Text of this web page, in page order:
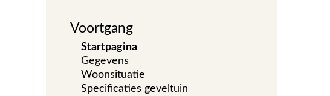
Voortgang
Startpagina
Gegevens
Woonsituatie
Specificaties geveltuin